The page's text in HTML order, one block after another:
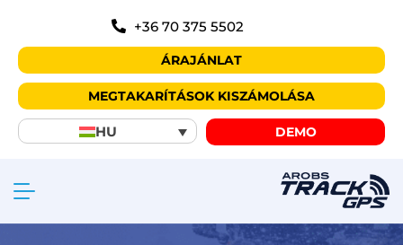
+36 70 375 5502
ÁRAJÁNLAT
MEGTAKARÍTÁSOK KISZÁMOLÁSA
HU DEMO